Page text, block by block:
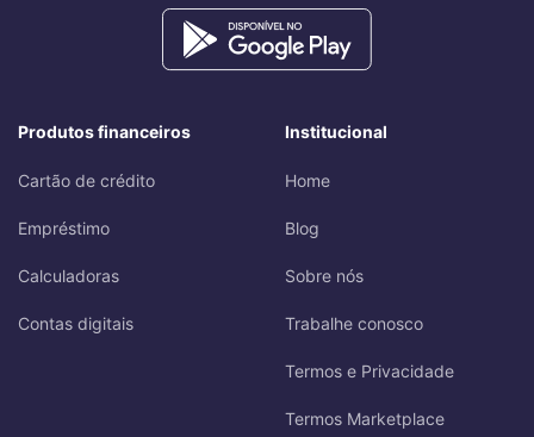
Produtos financeiros
Cartão de crédito
Empréstimo
Calculadoras
Contas digitais
Institucional
Home
Blog
Sobre nós
Trabalhe conosco
Termos e Privacidade
Termos Marketplace